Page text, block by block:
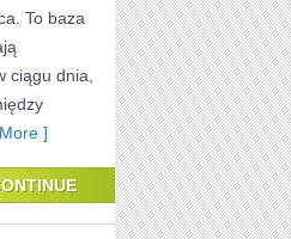
To baza
ciągu dnia,
]